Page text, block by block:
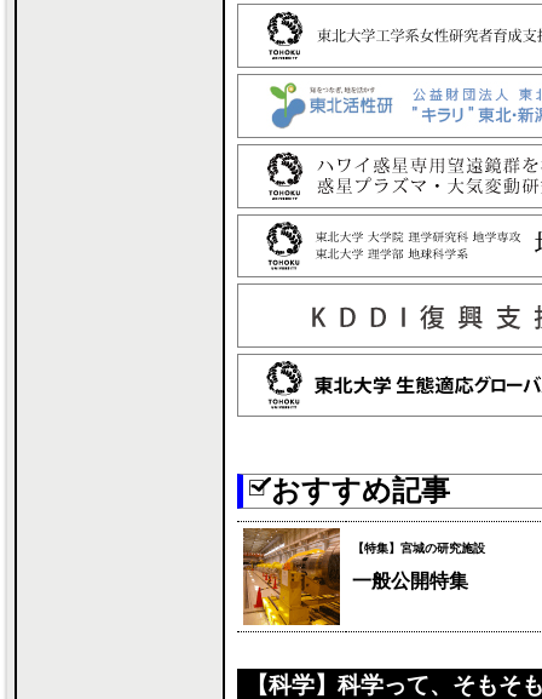
おすすめ記事
【特集】宮城の研究施設
一般公開特集
【科学】科学って、そもそ